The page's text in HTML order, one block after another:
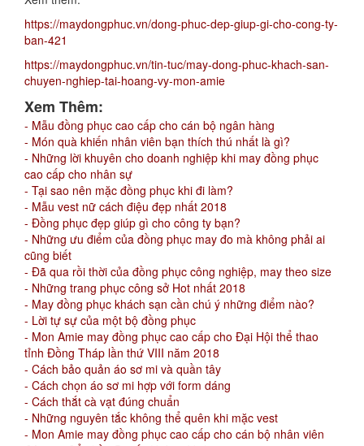
https://maydongphuc.vn/dong-phuc-dep-giup-gi-cho-cong-ty-
ban-421
https://maydongphuc.vn/tin-tuc/may-dong-phuc-khach-san-
chuyen-nghiep-tai-hoang-vy-mon-amie
Xem Thêm:
- Mẫu đồng phục cao cấp cho cán bộ ngân hàng
- Món quà khiến nhân viên bạn thích thú nhất là gì?
- Những lời khuyên cho doanh nghiệp khi may đồng phục
cao cấp cho nhân sự
- Tại sao nên mặc đồng phục khi đi làm?
- Mẫu vest nữ cách điệu đẹp nhất 2018
- Đồng phục đẹp giúp gì cho công ty bạn?
- Những ưu điểm của đồng phục may đo mà không phải ai
cũng biết
- Đã qua rồi thời của đồng phục công nghiệp, may theo size
- Những trang phục công sở Hot nhất 2018
- May đồng phục khách sạn cần chú ý những điểm nào?
- Lời tự sự của một bộ đồng phục
- Mon Amie may đồng phục cao cấp cho Đại Hội thể thao
tỉnh Đồng Tháp lần thứ VIII năm 2018
- Cách bảo quản áo sơ mi và quần tây
- Cách chọn áo sơ mi hợp với form dáng
- Cách thắt cà vạt đúng chuẩn
- Những nguyên tắc không thể quên khi mặc vest
- Mon Amie may đồng phục cao cấp cho cán bộ nhân viên